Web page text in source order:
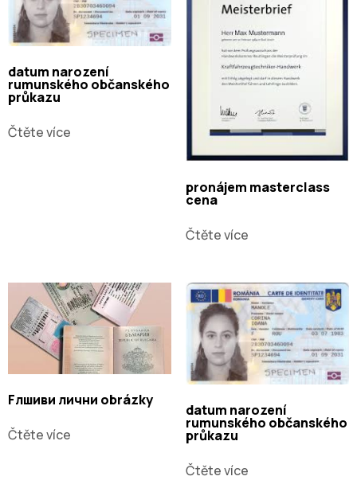
datum narození
rumunského občanského
průkazu
Čtěte více
pronájem masterclass
cena
Čtěte více
Fлшиви лични obrázky
Čtěte více
datum narození
rumunského občanského
průkazu
Čtěte více